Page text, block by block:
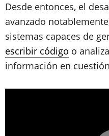
Desde entonces, el
avanzado
sistemas capaces de
escribir código o
información en